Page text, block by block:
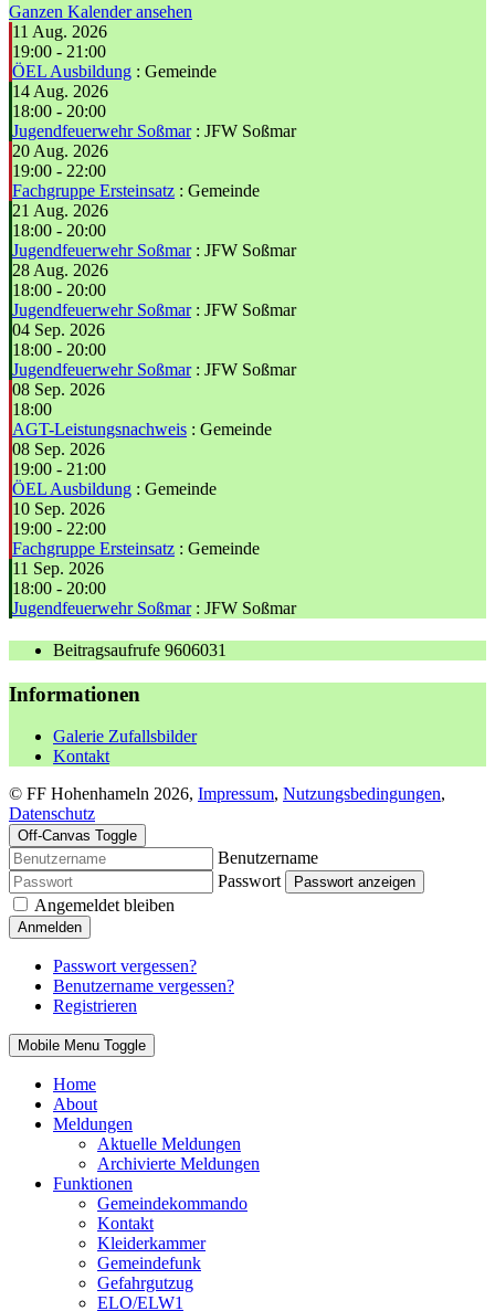
Ganzen Kalender ansehen
11 Aug. 2026
19:00 - 21:00
ÖEL Ausbildung : Gemeinde
14 Aug. 2026
18:00 - 20:00
Jugendfeuerwehr Soßmar: JFW Soßmar
20 Aug. 2026
19:00 - 22:00
Fachgruppe Ersteinsatz : Gemeinde
21 Aug. 2026
18:00 - 20:00
Jugendfeuerwehr Soßmar: JFW Soßmar
28 Aug. 2026
18:00 - 20:00
Jugendfeuerwehr Soßmar: JFW Soßmar
04 Sep. 2026
18:00 - 20:00
Jugendfeuerwehr Soßmar: JFW Soßmar
08 Sep. 2026
18:00
AGT-Leistungsnachweis : Gemeinde
08 Sep. 2026
19:00 - 21:00
ÖEL Ausbildung : Gemeinde
10 Sep. 2026
19:00 - 22:00
Fachgruppe Ersteinsatz : Gemeinde
11 Sep. 2026
18:00 - 20:00
Jugendfeuerwehr Soßmar: JFW Soßmar
Beitragsaufrufe 9606031
Informationen
Galerie Zufallsbilder
Kontakt
© FF Hohenhameln 2026, Impressum, Nutzungsbedingungen,
Datenschutz
Off-Canvas Toggle
Benutzername
Passwort
Passwort anzeigen
Angemeldet bleiben
Anmelden
Passwort vergessen?
Benutzername vergessen?
Registrieren
Mobile Menu Toggle
Home
About
Meldungen
Aktuelle Meldungen
Archivierte Meldungen
Funktionen
Gemeindekommando
Kontakt
Kleiderkammer
Gemeindefunk
Gefahrgutzug
ELO/ELW1